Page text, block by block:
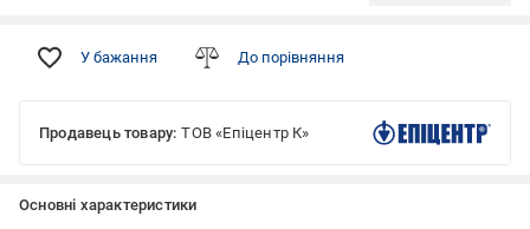
У бажання До порівняння
Продавець товару: ТОВ «Епіцентр К»
Основні характеристики